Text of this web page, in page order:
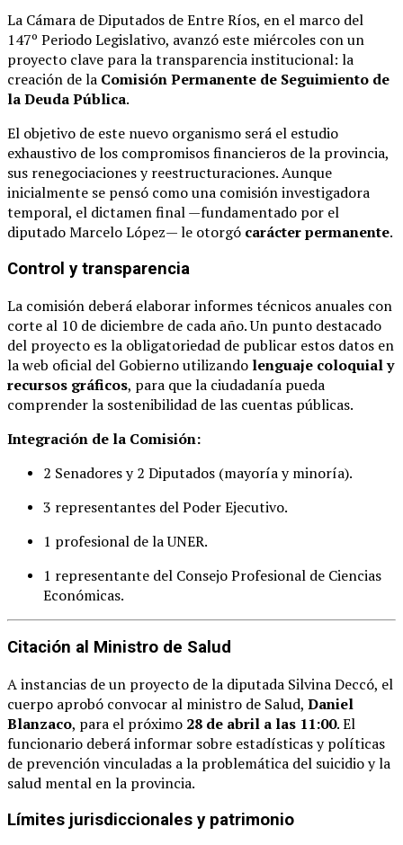
La Cámara de Diputados de Entre Ríos, en el marco del
147º Periodo Legislativo, avanzó este miércoles con un
proyecto clave para la transparencia institucional: la
creación de la Comisión Permanente de Seguimiento de
la Deuda Pública.
El objetivo de este nuevo organismo será el estudio
exhaustivo de los compromisos financieros de la provincia,
sus renegociaciones y reestructuraciones. Aunque
inicialmente se pensó como una comisión investigadora
temporal, el dictamen final —fundamentado por el
diputado Marcelo López— le otorgó carácter permanente.
Control y transparencia
La comisión deberá elaborar informes técnicos anuales con
corte al 10 de diciembre de cada año. Un punto destacado
del proyecto es la obligatoriedad de publicar estos datos en
la web oficial del Gobierno utilizando lenguaje coloquial y
recursos gráficos, para que la ciudadanía pueda
comprender la sostenibilidad de las cuentas públicas.
Integración de la Comisión:
2 Senadores y 2 Diputados (mayoría y minoría).
3 representantes del Poder Ejecutivo.
1 profesional de la UNER.
1 representante del Consejo Profesional de Ciencias
Económicas.
Citación al Ministro de Salud
A instancias de un proyecto de la diputada Silvina Deccó, el
cuerpo aprobó convocar al ministro de Salud, Daniel
Blanzaco, para el próximo 28 de abril a las 11:00. El
funcionario deberá informar sobre estadísticas y políticas
de prevención vinculadas a la problemática del suicidio y la
salud mental en la provincia.
Límites jurisdiccionales y patrimonio